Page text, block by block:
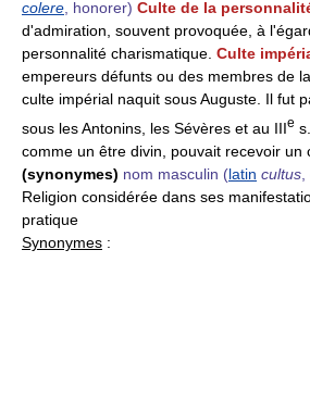
colere , honorer) Culte de la
d'admiration, souvent provoquée, à
personnalité charismatique. Culte
empereurs défunts ou des membres de
culte impérial naquit sous Auguste. Il fut
sous les Antonins, les Sévères et au IIIe
comme un être divin, pouvait recevoir un
(synonymes) nom masculin (latin cultus
Religion considérée dans ses
pratique
Synonymes :